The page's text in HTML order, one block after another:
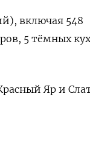
включая 548
5 тёмных
Яр и